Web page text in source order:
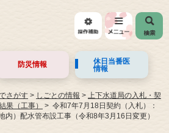
防災情報
休日当番医
情報
さがす > しごとの情報 >
上下水道局の入札・契
果（工事）
令和7年7月18日契約（入札）：
内）配水管布設工事（令和8年3月16日変更）